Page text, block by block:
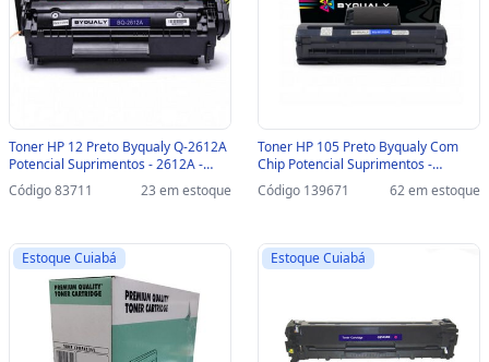
Toner HP 12 Preto Byqualy Q-2612A
Potencial Suprimentos - 2612A -
2612A
Código 83711 23 em estoque
Toner HP 105 Preto Byqualy Com
Chip Potencial Suprimentos -
W1105A - BQ-W1105A
Código 139671 62 em estoque
Estoque Cuiabá Estoque Cuiabá